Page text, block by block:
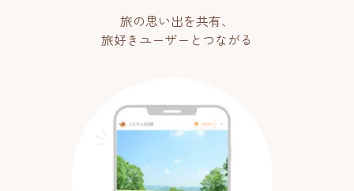
旅の思い出を共有、
旅好きユーザーとつながる